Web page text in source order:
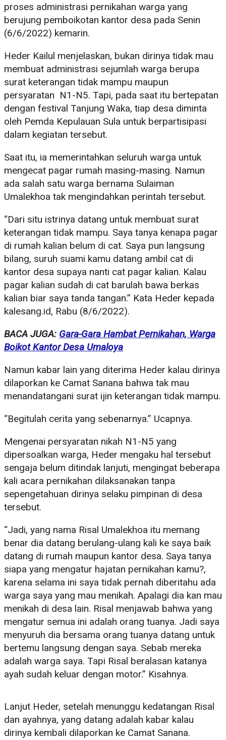
proses administrasi pernikahan warga yang
berujung pemboikotan kantor desa pada Senin
(6/6/2022) kemarin.
Heder Kailul menjelaskan, bukan dirinya tidak mau
membuat administrasi sejumlah warga berupa
surat keterangan tidak mampu maupun
persyaratan N1-N5. Tapi, pada saat itu bertepatan
dengan festival Tanjung Waka, tiap desa diminta
oleh Pemda Kepulauan Sula untuk berpartisipasi
dalam kegiatan tersebut.
Saat itu, ia memerintahkan seluruh warga untuk
mengecat pagar rumah masing-masing. Namun
ada salah satu warga bernama Sulaiman
Umalekhoa tak mengindahkan perintah tersebut.
“Dari situ istrinya datang untuk membuat surat
keterangan tidak mampu. Saya tanya kenapa pagar
di rumah kalian belum di cat. Saya pun langsung
bilang, suruh suami kamu datang ambil cat di
kantor desa supaya nanti cat pagar kalian. Kalau
pagar kalian sudah di cat barulah bawa berkas
kalian biar saya tanda tangan.” Kata Heder kepada
kalesang.id, Rabu (8/6/2022).
BACA JUGA: Gara-Gara Hambat Pernikahan, Warga
Boikot Kantor Desa Umaloya
Namun kabar lain yang diterima Heder kalau dirinya
dilaporkan ke Camat Sanana bahwa tak mau
menandatangani surat ijin keterangan tidak mampu.
“Begitulah cerita yang sebenarnya.” Ucapnya.
Mengenai persyaratan nikah N1-N5 yang
dipersoalkan warga, Heder mengaku hal tersebut
sengaja belum ditindak lanjuti, mengingat beberapa
kali acara pernikahan dilaksanakan tanpa
sepengetahuan dirinya selaku pimpinan di desa
tersebut.
“Jadi, yang nama Risal Umalekhoa itu memang
benar dia datang berulang-ulang kali ke saya baik
datang di rumah maupun kantor desa. Saya tanya
siapa yang mengatur hajatan pernikahan kamu?,
karena selama ini saya tidak pernah diberitahu ada
warga saya yang mau menikah. Apalagi dia kan mau
menikah di desa lain. Risal menjawab bahwa yang
mengatur semua ini adalah orang tuanya. Jadi saya
menyuruh dia bersama orang tuanya datang untuk
bertemu langsung dengan saya. Sebab mereka
adalah warga saya. Tapi Risal beralasan katanya
ayah sudah keluar dengan motor.” Kisahnya.
Lanjut Heder, setelah menunggu kedatangan Risal
dan ayahnya, yang datang adalah kabar kalau
dirinya kembali dilaporkan ke Camat Sanana.